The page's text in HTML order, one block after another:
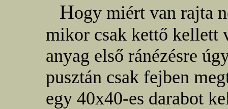
Hogy miért van rajta
mikor csak kettő kellett
anyag első ránézésre
pusztán csak fejben
egy 40x40-es darabot